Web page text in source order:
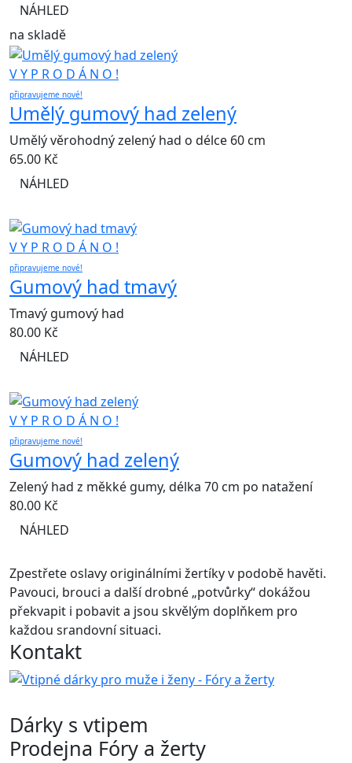
NÁHLED
na skladě
V Y P R O D Á N O !
připravujeme nové!
Umělý gumový had zelený
Umělý věrohodný zelený had o délce 60 cm
65.00 Kč
NÁHLED
V Y P R O D Á N O !
připravujeme nové!
Gumový had tmavý
Tmavý gumový had
80.00 Kč
NÁHLED
V Y P R O D Á N O !
připravujeme nové!
Gumový had zelený
Zelený had z měkké gumy, délka 70 cm po natažení
80.00 Kč
NÁHLED
Zpestřete oslavy originálními žertíky v podobě havěti.
Pavouci, brouci a další drobné „potvůrky“ dokážou
překvapit i pobavit a jsou skvělým doplňkem pro
každou srandovní situaci.
Kontakt
Dárky s vtipem
Prodejna Fóry a žerty